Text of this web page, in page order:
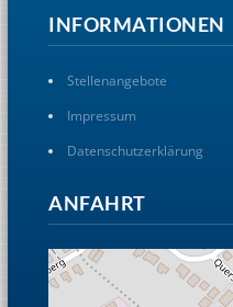
INFORMATIONEN
Stellenangebote
Impressum
Datenschutzerklärung
ANFAHRT